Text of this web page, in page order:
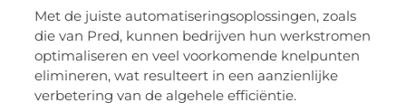
Met de juiste automatiseringsoplossingen, zoals
die van Pred, kunnen bedrijven hun werkstromen
optimaliseren en veel voorkomende knelpunten
elimineren, wat resulteert in een aanzienlijke
verbetering van de algehele efficiëntie.